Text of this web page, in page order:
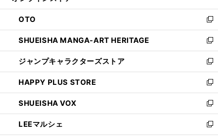
ウ
で
開
く
ン
ド
ウ
で
開
く
OTO
新
し
い
ウ
ィ
ン
ド
ウ
で
開
く
SHUEISHA MANGA-ART HERITAGE
新
し
い
ウ
ィ
ン
ド
ウ
で
開
ジャンプキャラクターズストア
新
し
い
ウ
ィ
ン
ド
ウ
HAPPY PLUS STORE
新
し
い
ウ
ィ
SHUEISHA VOX
新
し
い
LEEマルシェ
新